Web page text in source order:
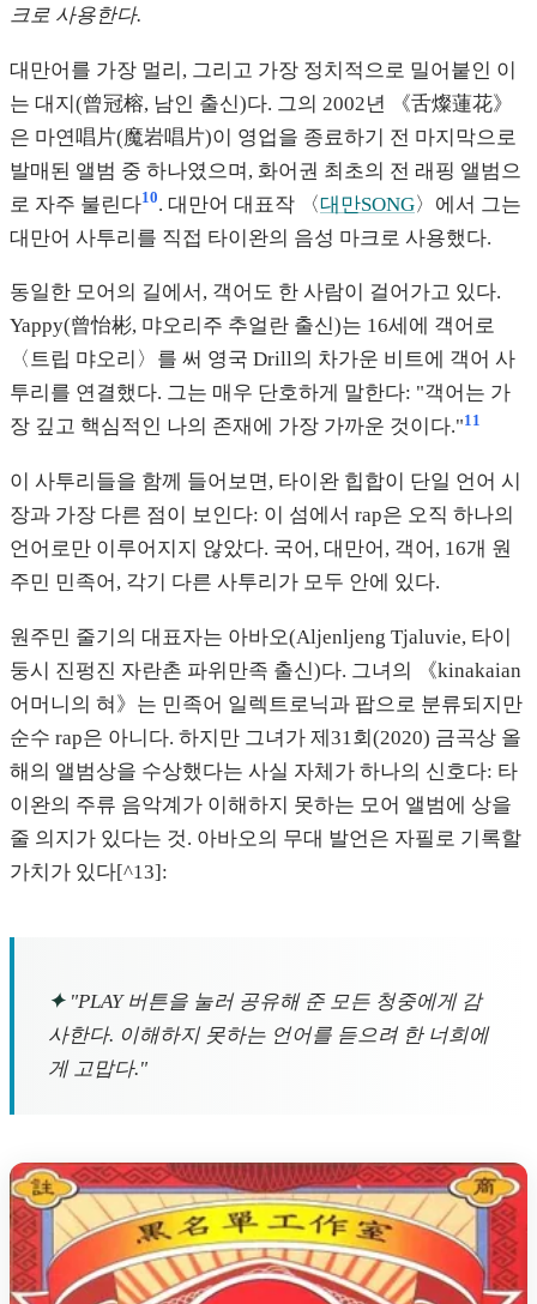
크로 사용한다.
대만어를 가장 멀리, 그리고 가장 정치적으로 밀어붙인 이
는 대지(曾冠榕, 남인 출신)다. 그의 2002년 《舌燦蓮花》
은 마연唱片(魔岩唱片)이 영업을 종료하기 전 마지막으로
발매된 앨범 중 하나였으며, 화어권 최초의 전 래핑 앨범으
로 자주 불린다10. 대만어 대표작 〈대만SONG〉에서 그는
대만어 사투리를 직접 타이완의 음성 마크로 사용했다.
동일한 모어의 길에서, 객어도 한 사람이 걸어가고 있다.
Yappy(曾怡彬, 먀오리주 추얼란 출신)는 16세에 객어로
〈트립 먀오리〉를 써 영국 Drill의 차가운 비트에 객어 사
투리를 연결했다. 그는 매우 단호하게 말한다: "객어는 가
장 깊고 핵심적인 나의 존재에 가장 가까운 것이다."11
이 사투리들을 함께 들어보면, 타이완 힙합이 단일 언어 시
장과 가장 다른 점이 보인다: 이 섬에서 rap은 오직 하나의
언어로만 이루어지지 않았다. 국어, 대만어, 객어, 16개 원
주민 민족어, 각기 다른 사투리가 모두 안에 있다.
원주민 줄기의 대표자는 아바오(Aljenljeng Tjaluvie, 타이
둥시 진펑진 자란촌 파위만족 출신)다. 그녀의 《kinakaian
어머니의 혀》는 민족어 일렉트로닉과 팝으로 분류되지만
순수 rap은 아니다. 하지만 그녀가 제31회(2020) 금곡상 올
해의 앨범상을 수상했다는 사실 자체가 하나의 신호다: 타
이완의 주류 음악계가 이해하지 못하는 모어 앨범에 상을
줄 의지가 있다는 것. 아바오의 무대 발언은 자필로 기록할
가치가 있다[^13]:
✦"PLAY 버튼을 눌러 공유해 준 모든 청중에게 감
사한다. 이해하지 못하는 언어를 듣으려 한 너희에
게 고맙다."